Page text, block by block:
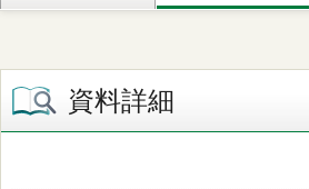
資料詳細